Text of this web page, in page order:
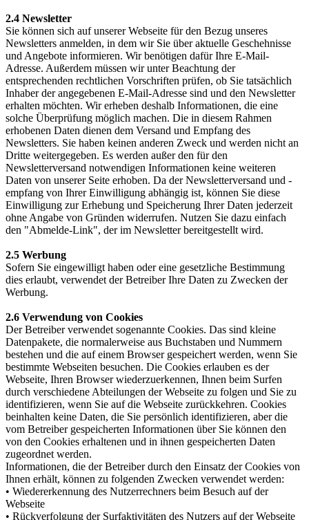
2.4 Newsletter
Sie können sich auf unserer Webseite für den Bezug unseres
Newsletters anmelden, in dem wir Sie über aktuelle Geschehnisse
und Angebote informieren. Wir benötigen dafür Ihre E-Mail-
Adresse. Außerdem müssen wir unter Beachtung der
entsprechenden rechtlichen Vorschriften prüfen, ob Sie tatsächlich
Inhaber der angegebenen E-Mail-Adresse sind und den Newsletter
erhalten möchten. Wir erheben deshalb Informationen, die eine
solche Überprüfung möglich machen. Die in diesem Rahmen
erhobenen Daten dienen dem Versand und Empfang des
Newsletters. Sie haben keinen anderen Zweck und werden nicht an
Dritte weitergegeben. Es werden außer den für den
Newsletterversand notwendigen Informationen keine weiteren
Daten von unserer Seite erhoben. Da der Newsletterversand und -
empfang von Ihrer Einwilligung abhängig ist, können Sie diese
Einwilligung zur Erhebung und Speicherung Ihrer Daten jederzeit
ohne Angabe von Gründen widerrufen. Nutzen Sie dazu einfach
den "Abmelde-Link", der im Newsletter bereitgestellt wird.
2.5 Werbung
Sofern Sie eingewilligt haben oder eine gesetzliche Bestimmung
dies erlaubt, verwendet der Betreiber Ihre Daten zu Zwecken der
Werbung.
2.6 Verwendung von Cookies
Der Betreiber verwendet sogenannte Cookies. Das sind kleine
Datenpakete, die normalerweise aus Buchstaben und Nummern
bestehen und die auf einem Browser gespeichert werden, wenn Sie
bestimmte Webseiten besuchen. Die Cookies erlauben es der
Webseite, Ihren Browser wiederzuerkennen, Ihnen beim Surfen
durch verschiedene Abteilungen der Webseite zu folgen und Sie zu
identifizieren, wenn Sie auf die Webseite zurückkehren. Cookies
beinhalten keine Daten, die Sie persönlich identifizieren, aber die
vom Betreiber gespeicherten Informationen über Sie können den
von den Cookies erhaltenen und in ihnen gespeicherten Daten
zugeordnet werden.
Informationen, die der Betreiber durch den Einsatz der Cookies von
Ihnen erhält, können zu folgenden Zwecken verwendet werden:
• Wiedererkennung des Nutzerrechners beim Besuch auf der
Webseite
• Rückverfolgung der Surfaktivitäten des Nutzers auf der Webseite